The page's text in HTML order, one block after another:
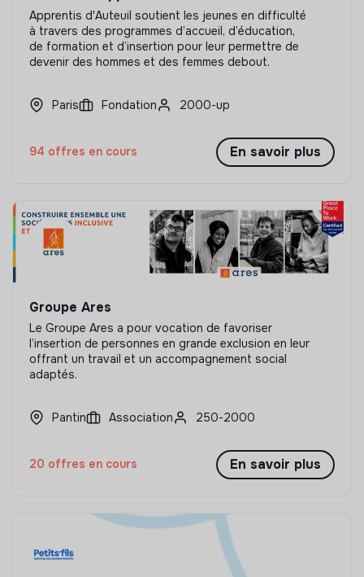
Apprentis d'Auteuil soutient les jeunes en difficulté
à travers des programmes d’accueil, d’éducation,
de formation et d’insertion pour leur permettre de
devenir des hommes et des femmes debout.
Paris Fondation 2000-up
94 offres en cours En savoir plus
Groupe Ares
Le Groupe Ares a pour vocation de favoriser
l’insertion de personnes en grande exclusion en leur
offrant un travail et un accompagnement social
adaptés.
Pantin Association 250-2000
20 offres en cours En savoir plus